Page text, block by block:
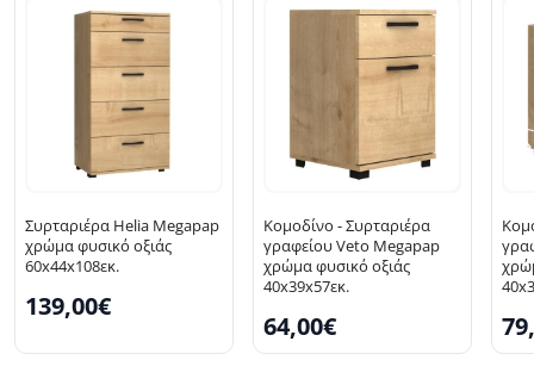
Συρταριέρα Helia Megapap
χρώμα φυσικό οξιάς
60x44x108εκ.
139,00€
Κομοδίνο - Συρταριέρα
γραφείου Veto Megapap
χρώμα φυσικό οξιάς
40x39x57εκ.
64,00€